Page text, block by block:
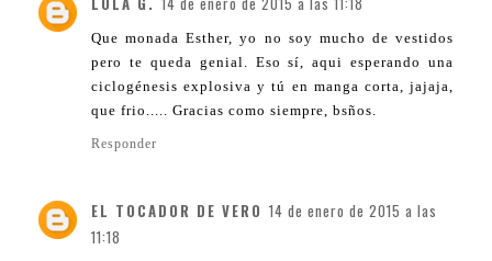
Que monada Esther, yo no soy mucho de vestidos
pero te queda genial. Eso sí, aqui esperando una
ciclogénesis explosiva y tú en manga corta, jajaja,
que frio..... Gracias como siempre, bsños.
Responder
EL TOCADOR DE VERO 14 de enero de 2015 a las
11:18